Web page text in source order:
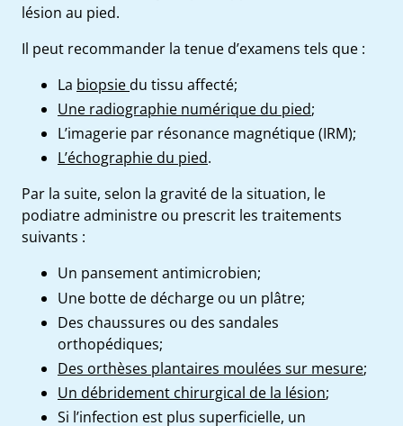
lésion au pied.
Il peut recommander la tenue d’examens tels que :
La biopsiedu tissu affecté;
Une radiographie numérique du pied;
L’imagerie par résonance magnétique (IRM);
L’échographie du pied.
Par la suite, selon la gravité de la situation, le
podiatre administre ou prescrit les traitements
suivants :
Un pansement antimicrobien;
Une botte de décharge ou un plâtre;
Des chaussures ou des sandales
orthopédiques;
Des orthèses plantaires moulées sur mesure;
Un débridement chirurgical de la lésion;
Si l’infection est plus superficielle, un